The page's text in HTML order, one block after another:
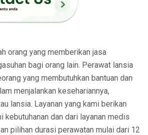
orang yang memberikan jasa
bagi orang lain. Perawat lansia
yang membutuhkan bantuan dan
menjalankan kesehariannya,
lansia. Layanan yang kami berikan
kebutuhanan dan dari layanan medis
pilihan durasi perawatan mulai dari 12